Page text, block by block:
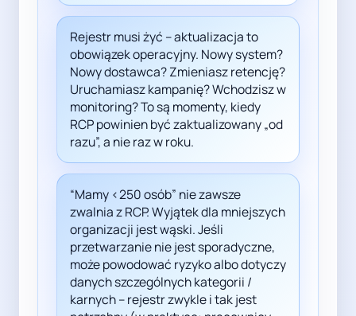
Rejestr musi żyć – aktualizacja to
obowiązek operacyjny. Nowy system?
Nowy dostawca? Zmieniasz retencję?
Uruchamiasz kampanię? Wchodzisz w
monitoring? To są momenty, kiedy
RCP powinien być zaktualizowany „od
razu”, a nie raz w roku.
“Mamy <250 osób” nie zawsze
zwalnia z RCP. Wyjątek dla mniejszych
organizacji jest wąski. Jeśli
przetwarzanie nie jest sporadyczne,
może powodować ryzyko albo dotyczy
danych szczególnych kategorii /
karnych – rejestr zwykle i tak jest